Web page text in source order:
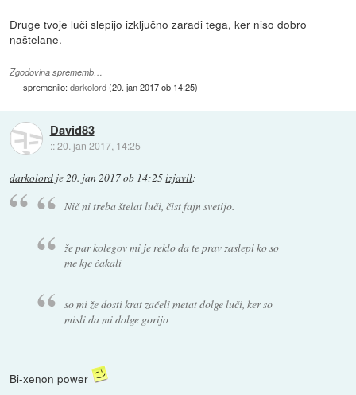
Druge tvoje luči slepijo izključno zaradi tega, ker niso dobro
naštelane.
Zgodovina sprememb…
spremenilo:darkolord(20. jan 2017 ob 14:25)
David83
::20. jan 2017, 14:25
darkolord je20. jan 2017 ob 14:25izjavil:
Nič ni treba štelat luči, čist fajn svetijo.
že par kolegov mi je reklo da te prav zaslepi ko so
me kje čakali
so mi že dosti krat začeli metat dolge luči, ker so
misli da mi dolge gorijo
Bi-xenon power